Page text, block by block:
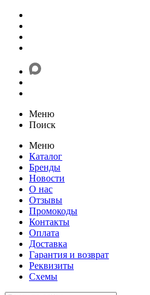
Меню
Поиск
Меню
Каталог
Бренды
Новости
О нас
Отзывы
Промокоды
Контакты
Оплата
Доставка
Гарантия и возврат
Реквизиты
Схемы